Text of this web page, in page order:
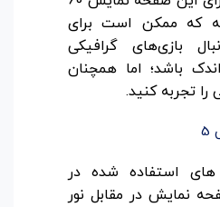
که ممکن است برای
بازی‌های گرافیکی
باشد؛ اما همچنان
را تجربه کنید.
استفاده شده در
نمایش در مقابل نور